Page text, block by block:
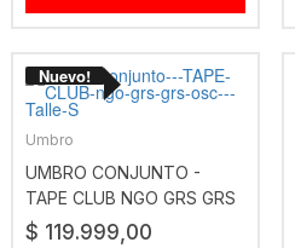
Umbro
UMBRO CONJUNTO -
TAPE CLUB NGO GRS GRS
OSC
$ 119.999,00